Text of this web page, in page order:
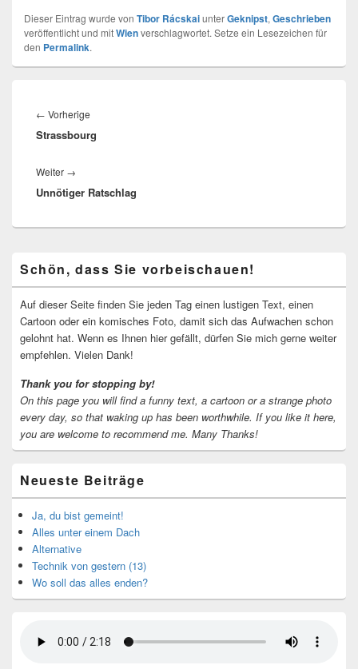
Dieser Eintrag wurde von Tibor RácskaiunterGeknipst, Geschrieben
veröffentlicht und mitWienverschlagwortet. Setze ein Lesezeichen für
den Permalink.
← Vorherige
Beitrag:
Strassbourg
Weiter →
Beitrag:
Unnötiger Ratschlag
Seitenleisten-
Widgetbereich
Schön, dass Sie vorbeischauen!
Auf dieser Seite finden Sie jeden Tag einen lustigen Text, einen
Cartoon oder ein komisches Foto, damit sich das Aufwachen schon
gelohnt hat. Wenn es Ihnen hier gefällt, dürfen Sie mich gerne weiter
empfehlen. Vielen Dank!
Thank you for stopping by!
On this page you will find a funny text, a cartoon or a strange photo
every day, so that waking up has been worthwhile. If you like it here,
you are welcome to recommend me. Many Thanks!
Neueste Beiträge
Ja, du bist gemeint!
Alles unter einem Dach
Alternative
Technik von gestern (13)
Wo soll das alles enden?